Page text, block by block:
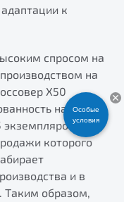
покупке
к
спросом на
на
X50
на рынке
экземпляров.
которого
и в
Таким образом,
Особые
условия